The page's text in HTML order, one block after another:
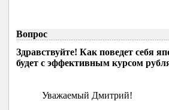
Вопрос
Здравствуйте! Как поведет себя
будет с эффективным курсом
Уважаемый Дмитрий!